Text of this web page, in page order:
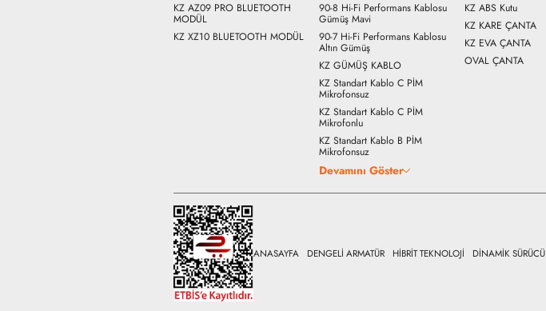
KZ AZ09 PRO BLUETOOTH
MODÜL
KZ XZ10 BLUETOOTH MODÜL
90-8 Hi-Fi Performans Kablosu
Gümüş Mavi
90-7 Hi-Fi Performans Kablosu
Altın Gümüş
KZ GÜMÜŞ KABLO
KZ Standart Kablo C PİM
Mikrofonsuz
KZ Standart Kablo C PİM
Mikrofonlu
KZ Standart Kablo B PİM
Mikrofonsuz
Devamını Göster
KZ ABS Kutu
KZ KARE ÇANTA
KZ EVA ÇANTA
OVAL ÇANTA
ANASAYFA DENGELİ ARMATÜR HİBRİT TEKNOLOJİ DİNAMİK SÜRÜCÜ